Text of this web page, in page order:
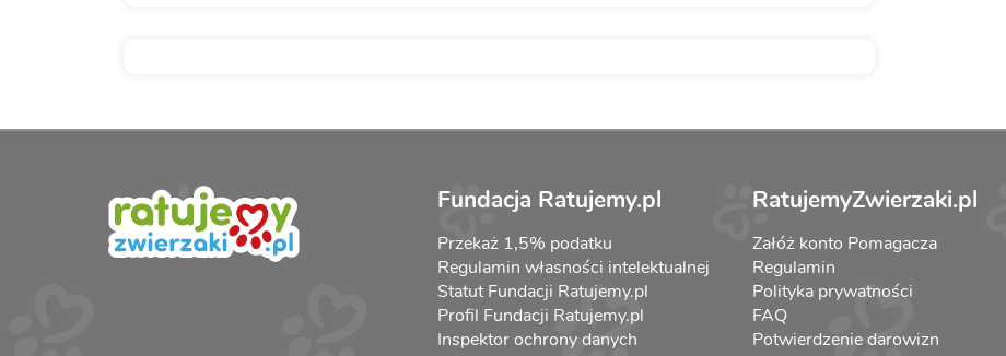
Fundacja Ratujemy.pl
Przekaż 1,5% podatku
Regulamin własności intelektualnej
Statut Fundacji Ratujemy.pl
Profil Fundacji Ratujemy.pl
Inspektor ochrony danych
RatujemyZwierzaki.pl
Załóż konto Pomagacza
Regulamin
Polityka prywatności
FAQ
Potwierdzenie darowizn